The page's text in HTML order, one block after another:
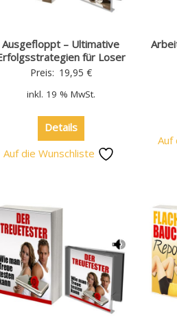
Ausgefloppt – Ultimative
für Loser
Preis: 19,95 €
inkl. 19 % MwSt.
Details
Auf die Wunschliste
Auf